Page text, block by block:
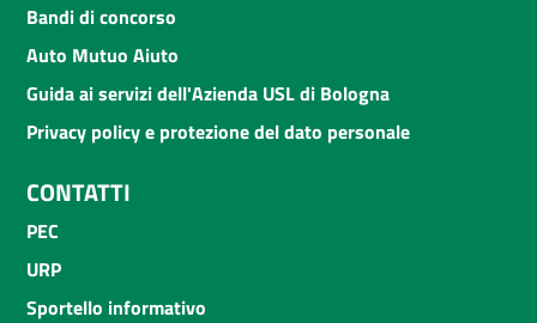
Bandi di concorso
Auto Mutuo Aiuto
Guida ai servizi dell'Azienda USL di Bologna
Privacy policy e protezione del dato personale
CONTATTI
PEC
URP
Sportello informativo